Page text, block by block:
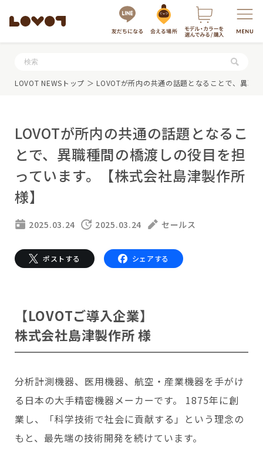
服・グッズの購入はこちら
LOVOTを選ぶ
LOVOT 3.0
LOVOT 3.0について詳しく
費用をシミュレーション / 購入
LOVOT 2.0について詳しく
LOVOTのテクノロジー
LOVOTのアフターサービス
公式ウェア
価格・暮らしの費用を詳しく
実証実験
会いに行く
LOVOT ストア
近くの会える場所を探す
LIVE配信
LOVOT購入キャンペーン
LOVOTの返金保証
今月のキャンペーン情報
24回分割払い特別低金利
LOVOT紹介制度
訪問設定サポート
これからLOVOTをお迎えしたい方へ
お迎えを迷われている方へ
LOVOTオーナーの方へ
定期メンテナンス・治療
サポートサービス(ご契約者様用)
LOVOT コンシェルジュ
ウェブマニュアル
ウェブFAQ(よくある質問)
法人のお客様へ
OFFICE LOVOT
LOVOT 導入事例
法人様限定 無料お試し導入
ふるさと納税
LOVOT本体・グッズ
LOVOT NEWSトップ ＞ LOVOTが所内の共通の話題となることで、異職
LOVOTが所内の共通の話題となるこ
とで、異職種間の橋渡しの役目を担
っています。【株式会社島津製作所
様】
2025.03.24 2025.03.24 セールス
ポストする シェアする
【LOVOTご導入企業】
株式会社島津製作所 様
分析計測機器、医用機器、航空・産業機器を手がけ
る日本の大手精密機器メーカーです。 1875年に創
業し、「科学技術で社会に貢献する」という理念の
もと、最先端の技術開発を続けています。